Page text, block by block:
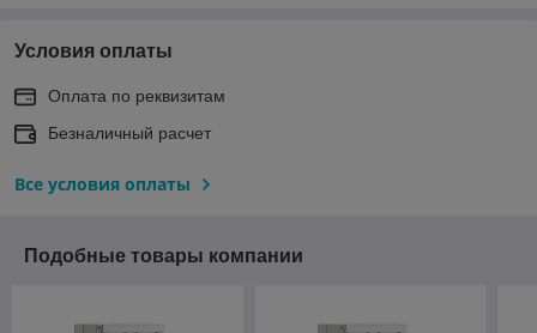
Условия оплаты
Оплата по реквизитам
Безналичный расчет
Все условия оплаты
Подобные товары компании